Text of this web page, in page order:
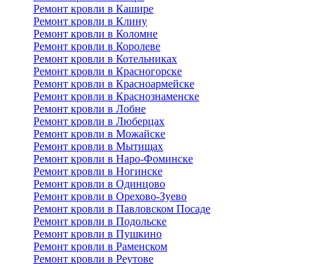
Ремонт кровли в Кашире
Ремонт кровли в Клину
Ремонт кровли в Коломне
Ремонт кровли в Королеве
Ремонт кровли в Котельниках
Ремонт кровли в Красногорске
Ремонт кровли в Красноармейске
Ремонт кровли в Краснознаменске
Ремонт кровли в Лобне
Ремонт кровли в Люберцах
Ремонт кровли в Можайске
Ремонт кровли в Мытищах
Ремонт кровли в Наро-Фоминске
Ремонт кровли в Ногинске
Ремонт кровли в Одинцово
Ремонт кровли в Орехово-Зуево
Ремонт кровли в Павловском Посаде
Ремонт кровли в Подольске
Ремонт кровли в Пушкино
Ремонт кровли в Раменском
Ремонт кровли в Реутове